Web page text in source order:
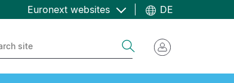
Euronext websites DE